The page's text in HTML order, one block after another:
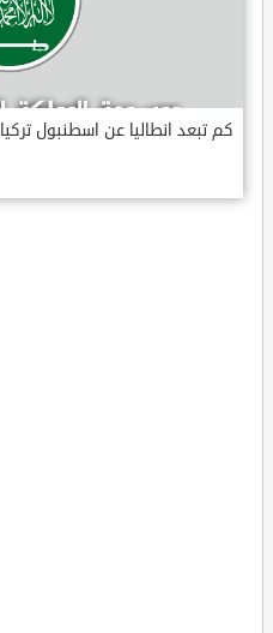
كم تبعد انطاليا عن اسطنبول تركيا